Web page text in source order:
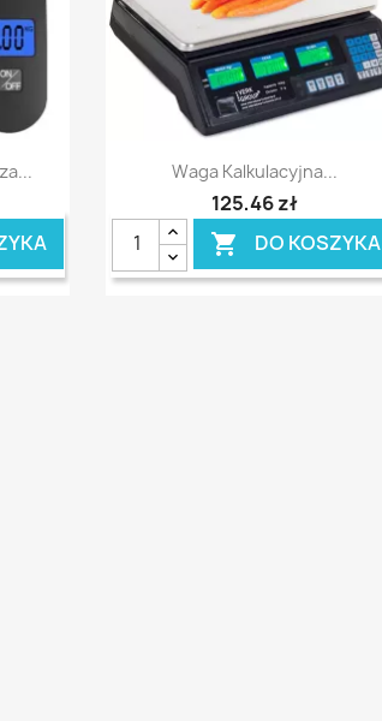
Szybki podgląd
Waga Kalkulacyjna...
125,46 zł
 DO KOSZYKA